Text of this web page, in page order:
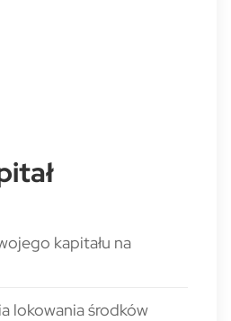
kapitału na
lokowania środków